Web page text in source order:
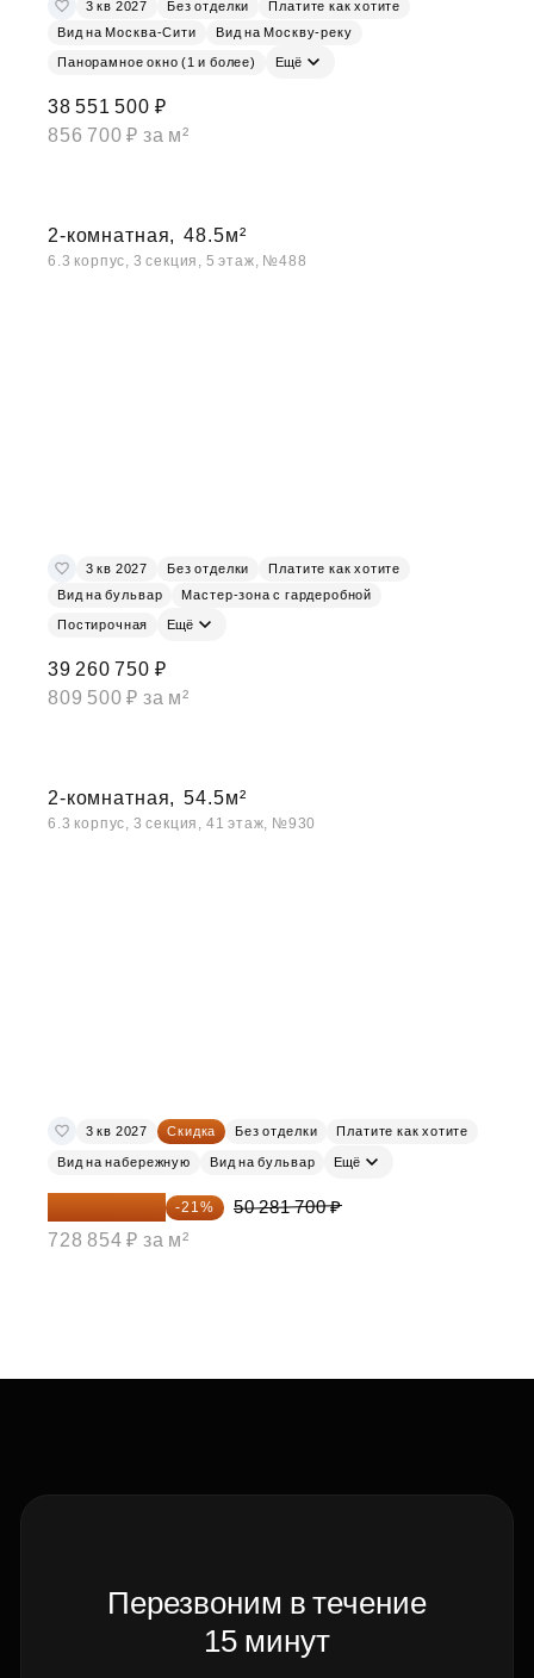
3 кв 2027 Без отделки
Платите как хотите
Вид на Москва-Сити
Вид на Москву-реку
Панорамное окно (1 и более) Ещё
38 551 500 ₽
856 700 ₽ за м²
2-комнатная, 48.5м²
6.3 корпус, 3 секция, 5 этаж, №488
3 кв 2027 Без отделки
Платите как хотите
Вид на бульвар
Мастер-зона с гардеробной
Постирочная Ещё
39 260 750 ₽
809 500 ₽ за м²
2-комнатная, 54.5м²
6.3 корпус, 3 секция, 41 этаж, №930
3 кв 2027 Скидка Без отделки Платите как хотите
Вид на набережную Вид на бульвар Ещё
39 722 543 ₽ -21%
50 281 700 ₽
728 854 ₽ за м²
Перезвоним в течение
15 минут